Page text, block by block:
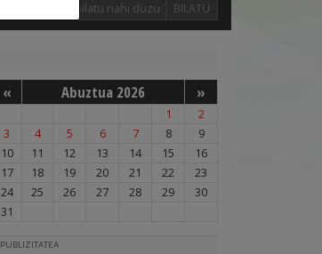
BILATU
« Abuztua 2026 »
1
2
3
4 5 6 7 8
9
10
11 12 13 14 15
16
17
18 19 20 21 22
23
24
25 26 27 28 29
30
31
PUBLIZITATEA